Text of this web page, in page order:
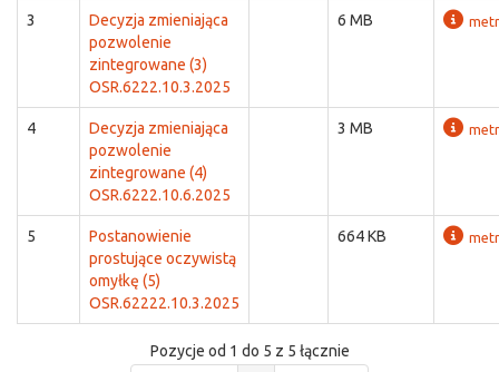
3
Decyzja zmieniająca
pozwolenie
zintegrowane (3)
OSR.6222.10.3.2025
6 MB
4
Decyzja zmieniająca
pozwolenie
zintegrowane (4)
OSR.6222.10.6.2025
3 MB
5
Postanowienie
prostujące oczywistą
omyłkę (5)
OSR.62222.10.3.2025
664 KB
Pozycje od 1 do 5 z 5 łącznie